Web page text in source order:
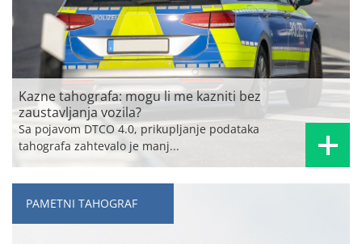
Kazne tahografa: mogu li me kazniti bez
zaustavljanja vozila?
Sa pojavom DTCO 4.0, prikupljanje podataka
tahografa zahtevalo je manj...
PAMETNI TAHOGRAF